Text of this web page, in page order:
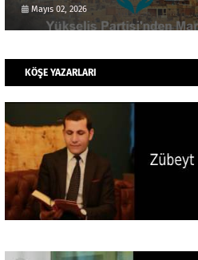
Mayıs 02, 2026
KÖŞE YAZARLARI